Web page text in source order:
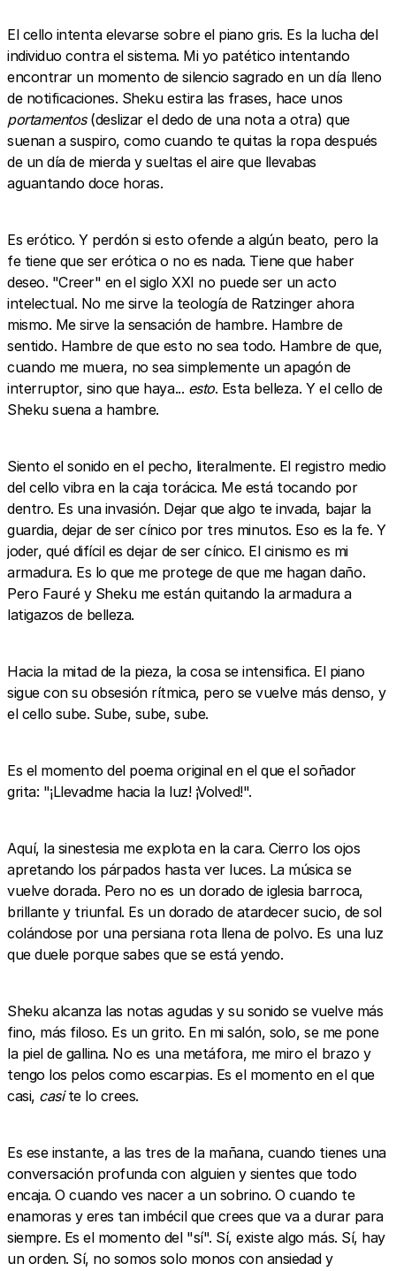
El cello intenta elevarse sobre el piano gris. Es la lucha del
individuo contra el sistema. Mi yo patético intentando
encontrar un momento de silencio sagrado en un día lleno
de notificaciones. Sheku estira las frases, hace unos
portamentos(deslizar el dedo de una nota a otra) que
suenan a suspiro, como cuando te quitas la ropa después
de un día de mierda y sueltas el aire que llevabas
aguantando doce horas.
Es erótico. Y perdón si esto ofende a algún beato, pero la
fe tiene que ser erótica o no es nada. Tiene que haber
deseo. "Creer" en el siglo XXI no puede ser un acto
intelectual. No me sirve la teología de Ratzinger ahora
mismo. Me sirve la sensación de hambre. Hambre de
sentido. Hambre de que esto no sea todo. Hambre de que,
cuando me muera, no sea simplemente un apagón de
interruptor, sino que haya... esto. Esta belleza. Y el cello de
Sheku suena a hambre.
Siento el sonido en el pecho, literalmente. El registro medio
del cello vibra en la caja torácica. Me está tocando por
dentro. Es una invasión. Dejar que algo te invada, bajar la
guardia, dejar de ser cínico por tres minutos. Eso es la fe. Y
joder, qué difícil es dejar de ser cínico. El cinismo es mi
armadura. Es lo que me protege de que me hagan daño.
Pero Fauré y Sheku me están quitando la armadura a
latigazos de belleza.
Hacia la mitad de la pieza, la cosa se intensifica. El piano
sigue con su obsesión rítmica, pero se vuelve más denso, y
el cello sube. Sube, sube, sube.
Es el momento del poema original en el que el soñador
grita: "¡Llevadme hacia la luz! ¡Volved!".
Aquí, la sinestesia me explota en la cara. Cierro los ojos
apretando los párpados hasta ver luces. La música se
vuelve dorada. Pero no es un dorado de iglesia barroca,
brillante y triunfal. Es un dorado de atardecer sucio, de sol
colándose por una persiana rota llena de polvo. Es una luz
que duele porque sabes que se está yendo.
Sheku alcanza las notas agudas y su sonido se vuelve más
fino, más filoso. Es un grito. En mi salón, solo, se me pone
la piel de gallina. No es una metáfora, me miro el brazo y
tengo los pelos como escarpias. Es el momento en el que
casi, casite lo crees.
Es ese instante, a las tres de la mañana, cuando tienes una
conversación profunda con alguien y sientes que todo
encaja. O cuando ves nacer a un sobrino. O cuando te
enamoras y eres tan imbécil que crees que va a durar para
siempre. Es el momento del "sí". Sí, existe algo más. Sí, hay
un orden. Sí, no somos solo monos con ansiedad y